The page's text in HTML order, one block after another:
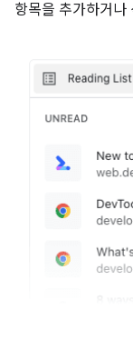
항목을 추가하거나